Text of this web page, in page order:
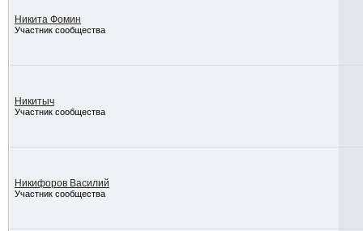
Никита Фомин
Участник сообщества
Никитыч
Участник сообщества
Никифоров Василий
Участник сообщества